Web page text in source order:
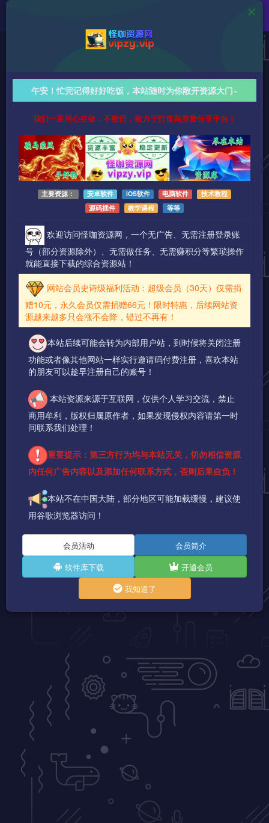
4K影视 v6.0.3 去广告纯净版，海量高清影视资源免费
看，支持看短剧、电视直播！
942字 阅读时长约5分钟 2026-07-20 更新
作者：怪咖
热度：42
0条评论 作者已发布3749篇文章
午安！忙完记得好好吃饭，本站随时为你敞开资源大门~
我们一直用心在做：不敷衍，致力于打造高质量分享平台！
主要资源： 安卓软件 iOS软件 电脑软件
技术教程
源码插件
教学课程 等等
欢迎访问怪咖资源网，一个无广告、无需注册登录账
号（部分资源除外）、无需做任务、无需赚积分等繁琐操作
就能直接下载的综合资源站！
网站会员史诗级福利活动：超级会员（30天）仅需捐
赠10元，永久会员仅需捐赠66元！限时特惠，后续网站资
源越来越多只会涨不会降，错过不再有！
本站后续可能会转为内部用户站，到时候将关闭注册
功能或者像其他网站一样实行邀请码付费注册，喜欢本站
的朋友可以趁早注册自己的账号！
本站资源来源于互联网，仅供个人学习交流，禁止
商用牟利，版权归属原作者，如果发现侵权内容请第一时
间联系我们处理！
重要提示：第三方行为均与本站无关，切勿相信资源
内任何广告内容以及添加任何联系方式，否则后果自负！
本站不在中国大陆，部分地区可能加载缓慢，建议使
用谷歌浏览器访问！
会员活动
会员简介
软件库下载
开通会员
我知道了